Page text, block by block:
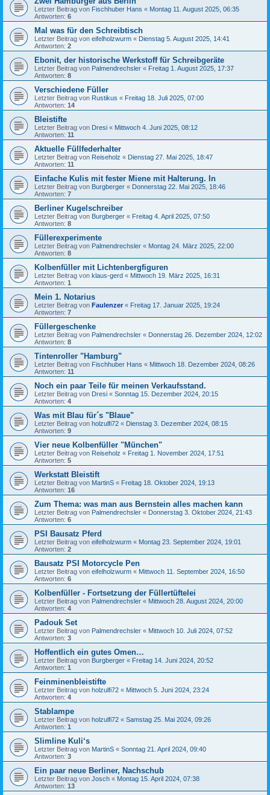
Letzter Beitrag von Fischhuber Hans « Montag 11. August 2025, 06:35
Antworten: 6
Mal was für den Schreibtisch
Letzter Beitrag von eifelholzwurm « Dienstag 5. August 2025, 14:41
Antworten: 2
Ebonit, der historische Werkstoff für Schreibgeräte
Letzter Beitrag von Palmendrechsler « Freitag 1. August 2025, 17:37
Antworten: 8
Verschiedene Füller
Letzter Beitrag von Rustikus « Freitag 18. Juli 2025, 07:00
Antworten: 14
Bleistifte
Letzter Beitrag von Dresi « Mittwoch 4. Juni 2025, 08:12
Antworten: 11
Aktuelle Füllfederhalter
Letzter Beitrag von Reiseholz « Dienstag 27. Mai 2025, 18:47
Antworten: 11
Einfache Kulis mit fester Miene mit Halterung. In
Letzter Beitrag von Burgberger « Donnerstag 22. Mai 2025, 18:46
Antworten: 7
Berliner Kugelschreiber
Letzter Beitrag von Burgberger « Freitag 4. April 2025, 07:50
Antworten: 8
Füllerexperimente
Letzter Beitrag von Palmendrechsler « Montag 24. März 2025, 22:00
Antworten: 8
Kolbenfüller mit Lichtenbergfiguren
Letzter Beitrag von klaus-gerd « Mittwoch 19. März 2025, 16:31
Antworten: 1
Mein 1. Notarius
Letzter Beitrag von Faulenzer « Freitag 17. Januar 2025, 19:24
Antworten: 7
Füllergeschenke
Letzter Beitrag von Palmendrechsler « Donnerstag 26. Dezember 2024, 12:02
Antworten: 8
Tintenroller "Hamburg"
Letzter Beitrag von Fischhuber Hans « Mittwoch 18. Dezember 2024, 08:26
Antworten: 11
Noch ein paar Teile für meinen Verkaufsstand.
Letzter Beitrag von Dresi « Sonntag 15. Dezember 2024, 20:15
Antworten: 4
Was mit Blau für´s "Blaue"
Letzter Beitrag von holzulfi72 « Dienstag 3. Dezember 2024, 08:15
Antworten: 9
Vier neue Kolbenfüller "München"
Letzter Beitrag von Reiseholz « Freitag 1. November 2024, 17:51
Antworten: 5
Werkstatt Bleistift
Letzter Beitrag von MartinS « Freitag 18. Oktober 2024, 19:13
Antworten: 16
Zum Thema: was man aus Bernstein alles machen kann
Letzter Beitrag von Palmendrechsler « Donnerstag 3. Oktober 2024, 21:43
Antworten: 6
PSI Bausatz Pferd
Letzter Beitrag von eifelholzwurm « Montag 23. September 2024, 19:01
Antworten: 2
Bausatz PSI Motorcycle Pen
Letzter Beitrag von eifelholzwurm « Mittwoch 11. September 2024, 16:50
Antworten: 6
Kolbenfüller - Fortsetzung der Füllertüftelei
Letzter Beitrag von Palmendrechsler « Mittwoch 28. August 2024, 20:00
Antworten: 4
Padouk Set
Letzter Beitrag von Palmendrechsler « Mittwoch 10. Juli 2024, 07:52
Antworten: 3
Hoffentlich ein gutes Omen…
Letzter Beitrag von Burgberger « Freitag 14. Juni 2024, 20:52
Antworten: 1
Feinminenbleistifte
Letzter Beitrag von holzulfi72 « Mittwoch 5. Juni 2024, 23:24
Antworten: 4
Stablampe
Letzter Beitrag von holzulfi72 « Samstag 25. Mai 2024, 09:26
Antworten: 1
Slimline Kuli‘s
Letzter Beitrag von MartinS « Sonntag 21. April 2024, 09:40
Antworten: 3
Ein paar neue Berliner, Nachschub
Letzter Beitrag von Josch « Montag 15. April 2024, 07:38
Antworten: 13